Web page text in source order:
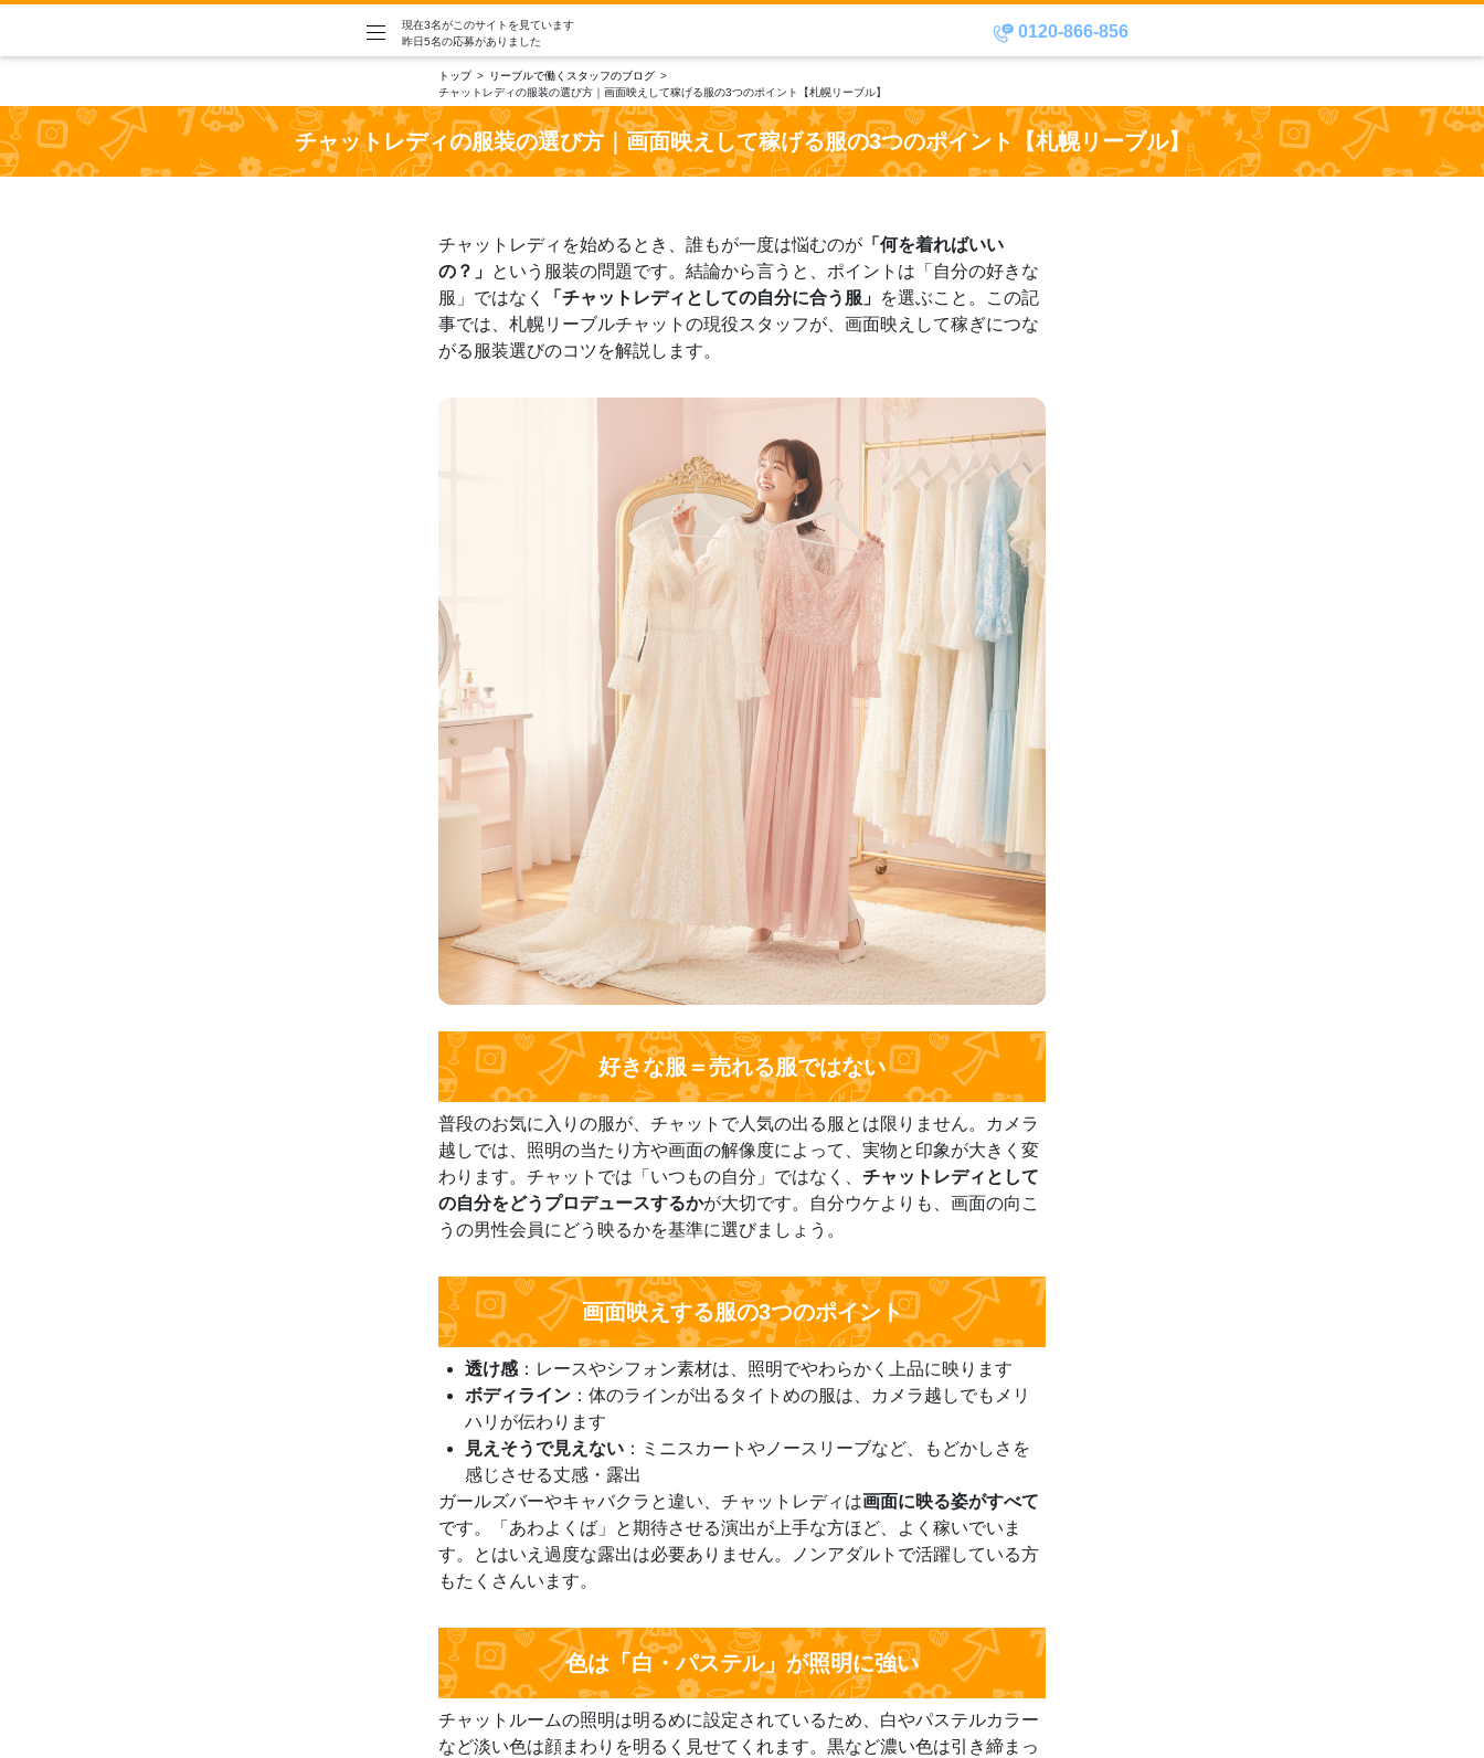
0120-866-856
現在3名がこのサイトを見ています
昨日5名の応募がありました
トップ
リーブルで働くスタッフのブログ
チャットレディの服装の選び方｜画面映えして稼げる服の3つのポイント【札幌リーブル】
チャットレディの服装の選び方｜画面映えして稼げる服の3つのポイント【札幌リーブル】
チャットレディを始めるとき、誰もが一度は悩むのが 「何を着ればいい
の？」 という服装の問題です。結論から言うと、ポイントは「自分の好きな
服」ではなく
「チャットレディとしての自分に合う服」 を選ぶこと。この記
事では、札幌リーブルチャットの現役スタッフが、画面映えして稼ぎにつな
がる服装選びのコツを解説します。
好きな服＝売れる服ではない
普段のお気に入りの服が、チャットで人気の出る服とは限りません。カメラ
越しでは、照明の当たり方や画面の解像度によって、実物と印象が大きく変
わります。チャットでは「いつもの自分」ではなく、 チャットレディとして
の自分をどうプロデュースするかが大切です。自分ウケよりも、画面の向こ
うの男性会員にどう映るかを基準に選びましょう。
画面映えする服の3つのポイント
透け感 ：レースやシフォン素材は、照明でやわらかく上品に映ります
ボディライン ：体のラインが出るタイトめの服は、カメラ越しでもメリ
ハリが伝わります
見えそうで見えない ：ミニスカートやノースリーブなど、もどかしさを
感じさせる丈感・露出
ガールズバーやキャバクラと違い、チャットレディは画面に映る姿がすべて
です。「あわよくば」と期待させる演出が上手な方ほど、よく稼いでいま
す。とはいえ過度な露出は必要ありません。ノンアダルトで活躍している方
もたくさんいます。
色は「白・パステル」が照明に強い
チャットルームの照明は明るめに設定されているため、白やパステルカラー
など淡い色は顔まわりを明るく見せてくれます。黒など濃い色は引き締まっ